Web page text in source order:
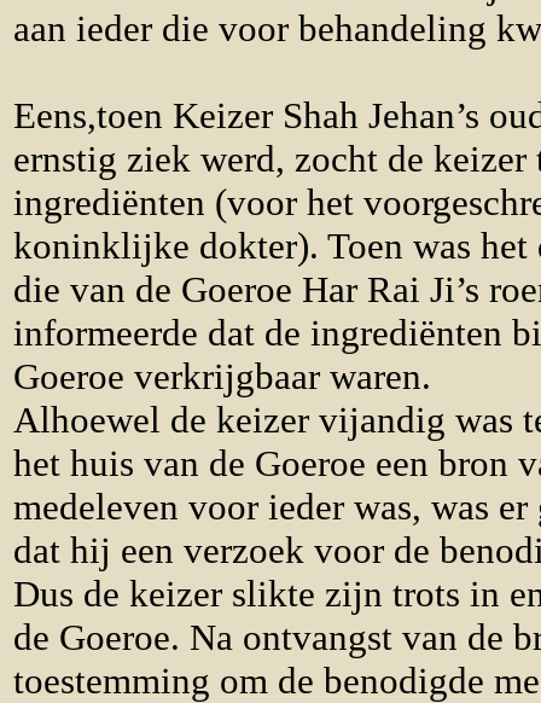
aan ieder die voor behandeling
Eens,toen Keizer Shah Jehan’s
ernstig ziek werd, zocht de keizer
ingrediënten (voor het
koninklijke dokter). Toen was het
die van de Goeroe Har Rai Ji’s
informeerde dat de ingrediënten
Goeroe verkrijgbaar waren.
Alhoewel de keizer vijandig was
het huis van de Goeroe een bron
medeleven voor ieder was, was
dat hij een verzoek voor de
Dus de keizer slikte zijn trots in
de Goeroe. Na ontvangst van de
toestemming om de benodigde